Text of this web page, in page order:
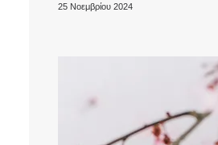
25 Νοεμβρίου 2024